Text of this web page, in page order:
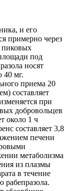
и его
примерно через
пиковых
под
носят
40 мг.
приема 20
составляет
при
добровольцев
около 1 ч
составляет 3,8
печени
метаболизма
из плазмы
в течение
рабепразола.